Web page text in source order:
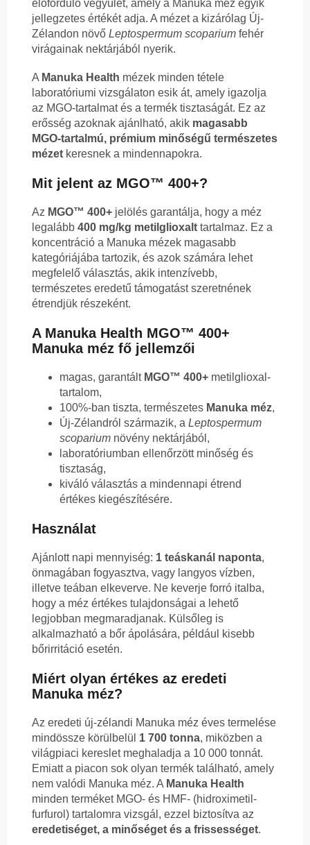
előforduló vegyület, amely a Manuka méz egyik
jellegzetes értékét adja. A mézet a kizárólag Új-
Zélandon növő Leptospermum scoparium fehér
virágainak nektárjából nyerik.
A Manuka Health mézek minden tétele
laboratóriumi vizsgálaton esik át, amely igazolja
az MGO-tartalmat és a termék tisztaságát. Ez az
erősség azoknak ajánlható, akik magasabb
MGO-tartalmú, prémium minőségű természetes
mézet keresnek a mindennapokra.
Mit jelent az MGO™ 400+?
Az MGO™ 400+ jelölés garantálja, hogy a méz
legalább 400 mg/kg metilglioxalt tartalmaz. Ez a
koncentráció a Manuka mézek magasabb
kategóriájába tartozik, és azok számára lehet
megfelelő választás, akik intenzívebb,
természetes eredetű támogatást szeretnének
étrendjük részeként.
A Manuka Health MGO™ 400+
Manuka méz fő jellemzői
magas, garantált MGO™ 400+ metilglioxal-
tartalom,
100%-ban tiszta, természetes Manuka méz,
Új-Zélandról származik, a Leptospermum
scoparium növény nektárjából,
laboratóriumban ellenőrzött minőség és
tisztaság,
kiváló választás a mindennapi étrend
értékes kiegészítésére.
Használat
Ajánlott napi mennyiség: 1 teáskanál naponta,
önmagában fogyasztva, vagy langyos vízben,
illetve teában elkeverve. Ne keverje forró italba,
hogy a méz értékes tulajdonságai a lehető
legjobban megmaradjanak. Külsőleg is
alkalmazható a bőr ápolására, például kisebb
bőrirritáció esetén.
Miért olyan értékes az eredeti
Manuka méz?
Az eredeti új-zélandi Manuka méz éves termelése
mindössze körülbelül 1 700 tonna, miközben a
világpiaci kereslet meghaladja a 10 000 tonnát.
Emiatt a piacon sok olyan termék található, amely
nem valódi Manuka méz. A Manuka Health
minden terméket MGO- és HMF- (hidroximetil-
furfurol) tartalomra vizsgál, ezzel biztosítva az
eredetiséget, a minőséget és a frissességet.